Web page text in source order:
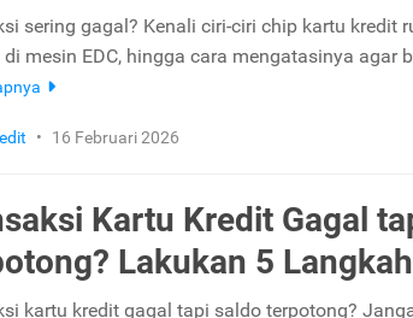
sering gagal? Kenali ciri-ciri chip kartu kredit
mesin EDC, hingga cara mengatasinya agar
• 16 Februari 2026
Kartu Kredit Gagal
Lakukan 5
kartu kredit gagal tapi saldo terpotong?